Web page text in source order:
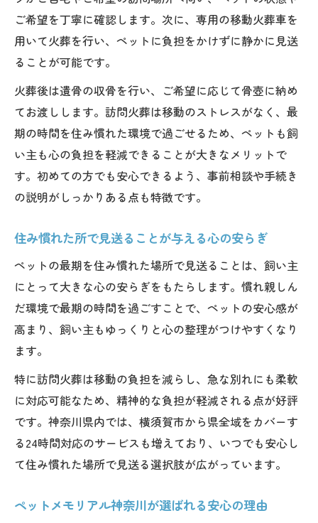
ご希望を丁寧に確認します。次に、専用の移動火葬車を
用いて火葬を行い、ペットに負担をかけずに静かに見送
ることが可能です。
火葬後は遺骨の収骨を行い、ご希望に応じて骨壺に納め
てお渡しします。訪問火葬は移動のストレスがなく、最
期の時間を住み慣れた環境で過ごせるため、ペットも飼
い主も心の負担を軽減できることが大きなメリットで
す。初めての方でも安心できるよう、事前相談や手続き
の説明がしっかりある点も特徴です。
住み慣れた所で見送ることが与える心の安らぎ
ペットの最期を住み慣れた場所で見送ることは、飼い主
にとって大きな心の安らぎをもたらします。慣れ親しん
だ環境で最期の時間を過ごすことで、ペットの安心感が
高まり、飼い主もゆっくりと心の整理がつけやすくなり
ます。
特に訪問火葬は移動の負担を減らし、急な別れにも柔軟
に対応可能なため、精神的な負担が軽減される点が好評
です。神奈川県内では、横須賀市から県全域をカバーす
る24時間対応のサービスも増えており、いつでも安心し
て住み慣れた場所で見送る選択肢が広がっています。
ペットメモリアル神奈川が選ばれる安心の理由